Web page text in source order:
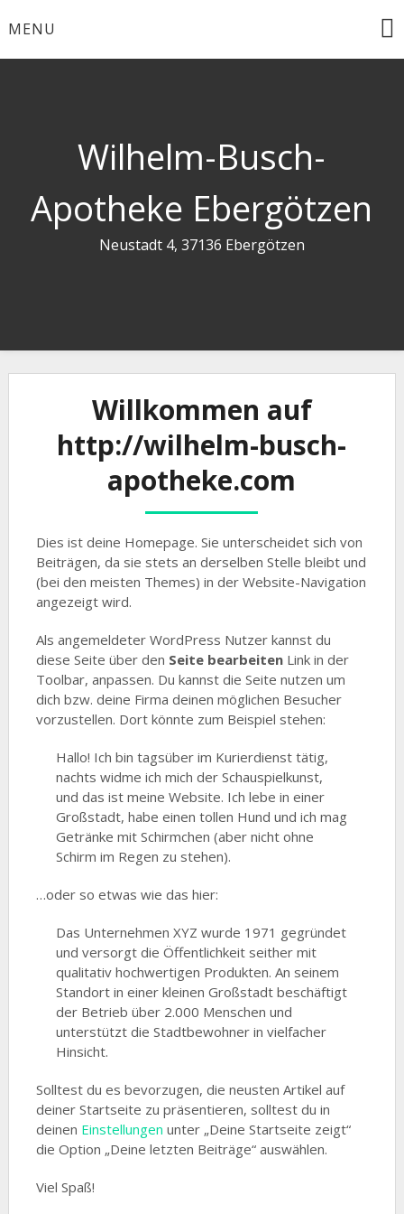
toMENU
Wilhelm-Busch-
Apotheke Ebergötzen
Neustadt 4, 37136 Ebergötzen
Willkommen auf
http://wilhelm-busch-
apotheke.com
Dies ist deine Homepage. Sie unterscheidet sich von
Beiträgen, da sie stets an derselben Stelle bleibt und
(bei den meisten Themes) in der Website-Navigation
angezeigt wird.
Als angemeldeter WordPress Nutzer kannst du
diese Seite über den Seite bearbeitenLink in der
Toolbar, anpassen. Du kannst die Seite nutzen um
dich bzw. deine Firma deinen möglichen Besucher
vorzustellen. Dort könnte zum Beispiel stehen:
Hallo! Ich bin tagsüber im Kurierdienst tätig,
nachts widme ich mich der Schauspielkunst,
und das ist meine Website. Ich lebe in einer
Großstadt, habe einen tollen Hund und ich mag
Getränke mit Schirmchen (aber nicht ohne
Schirm im Regen zu stehen).
…oder so etwas wie das hier:
Das Unternehmen XYZ wurde 1971 gegründet
und versorgt die Öffentlichkeit seither mit
qualitativ hochwertigen Produkten. An seinem
Standort in einer kleinen Großstadt beschäftigt
der Betrieb über 2.000 Menschen und
unterstützt die Stadtbewohner in vielfacher
Hinsicht.
Solltest du es bevorzugen, die neusten Artikel auf
deiner Startseite zu präsentieren, solltest du in
deinen Einstellungen unter „Deine Startseite zeigt“
die Option „Deine letzten Beiträge“ auswählen.
Viel Spaß!